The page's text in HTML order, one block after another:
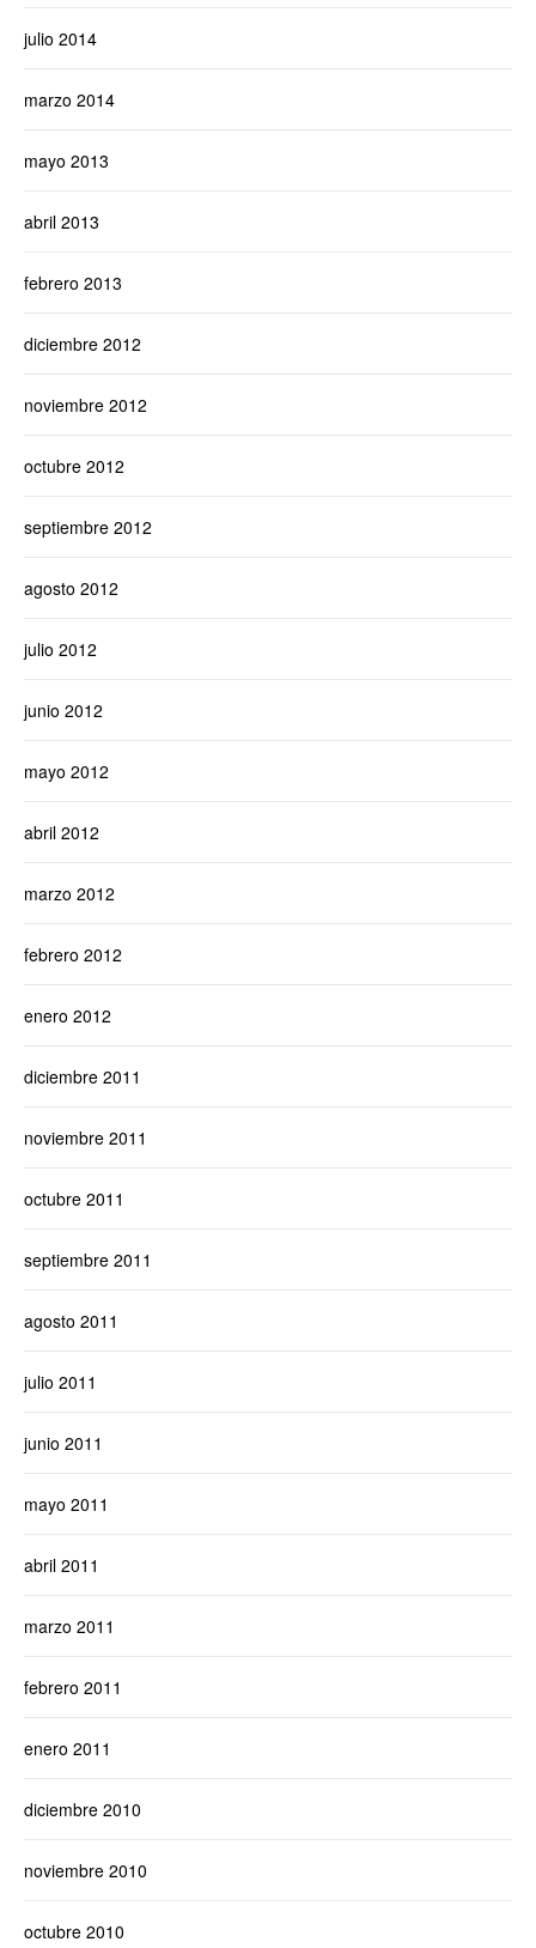
julio 2014
marzo 2014
mayo 2013
abril 2013
febrero 2013
diciembre 2012
noviembre 2012
octubre 2012
septiembre 2012
agosto 2012
julio 2012
junio 2012
mayo 2012
abril 2012
marzo 2012
febrero 2012
enero 2012
diciembre 2011
noviembre 2011
octubre 2011
septiembre 2011
agosto 2011
julio 2011
junio 2011
mayo 2011
abril 2011
marzo 2011
febrero 2011
enero 2011
diciembre 2010
noviembre 2010
octubre 2010